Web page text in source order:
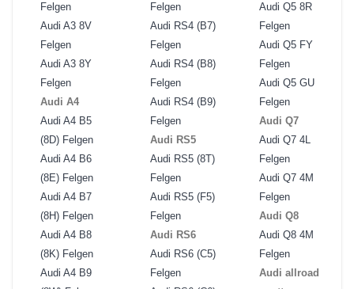
Felgen
Audi A3 8V
Felgen
Audi A3 8Y
Felgen
Audi A4
Audi A4 B5
(8D) Felgen
Audi A4 B6
(8E) Felgen
Audi A4 B7
(8H) Felgen
Audi A4 B8
(8K) Felgen
Audi A4 B9
Felgen
Audi RS4 (B7)
Felgen
Audi RS4 (B8)
Felgen
Audi RS4 (B9)
Felgen
Audi RS5
Audi RS5 (8T)
Felgen
Audi RS5 (F5)
Felgen
Audi RS6
Audi RS6 (C5)
Felgen
Audi Q5 8R
Felgen
Audi Q5 FY
Felgen
Audi Q5 GU
Felgen
Audi Q7
Audi Q7 4L
Felgen
Audi Q7 4M
Felgen
Audi Q8
Audi Q8 4M
Felgen
Audi allroad